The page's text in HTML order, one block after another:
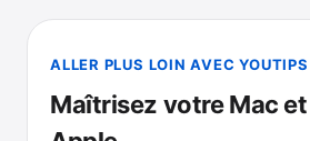
ALLER PLUS LOIN AVEC YOUTIPS
Maîtrisez votre Mac et